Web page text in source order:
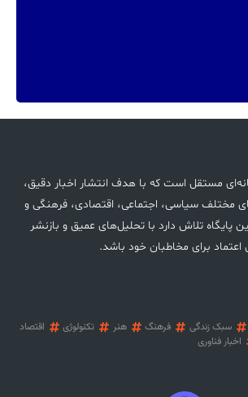
مستقل است که با هدف انتشار اخبار دقیق،
مختلف سیاسی، اجتماعی، اقتصادی، فرهنگی و
پایگاه تلاش دارد با تحلیل‌های عمیق و بازنشر
اعتماد برای مخاطبان خود باشد.
سبک زندگی فرهنگ هنر تکنولوژی
اقتصاد
اخبار فناوری